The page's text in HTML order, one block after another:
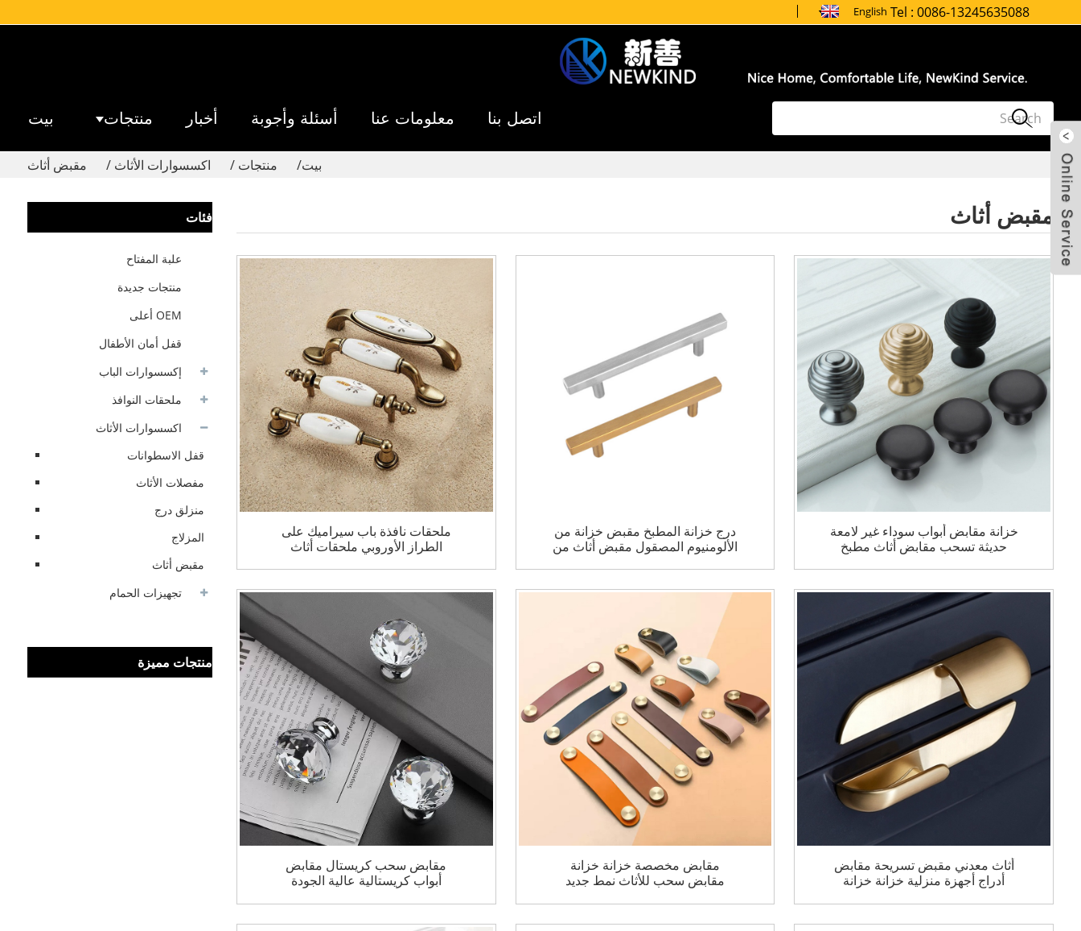
Tel :0086-13245635088
English
بيت منتجات أخبار أسئلة وأجوبة معلومات عنا اتصل بنا
بيت منتجات اكسسوارات الأثاث مقبض أثاث
فئات
علبة المفتاح
منتجات جديدة
OEM أعلى
قفل أمان الأطفال
إكسسوارات الباب
ملحقات النوافذ
اكسسوارات الأثاث
قفل الاسطوانات
مفصلات الأثاث
منزلق درج
المزلاج
مقبض أثاث
تجهيزات الحمام
منتجات مميزة
مقبض أثاث
ملحقات نافذة باب سيراميك على
الطراز الأوروبي ملحقات أثاث
درج خزانة المطبخ مقبض خزانة من
الألومنيوم المصقول مقبض أثاث من
خزانة مقابض أبواب سوداء غير لامعة
حديثة تسحب مقابض أثاث مطبخ
مقابض سحب كريستال مقابض
أبواب كريستالية عالية الجودة
مقابض مخصصة خزانة خزانة
مقابض سحب للأثاث نمط جديد
أثاث معدني مقبض تسريحة مقابض
أدراج أجهزة منزلية خزانة خزانة
ارسل بريد
الكتروني